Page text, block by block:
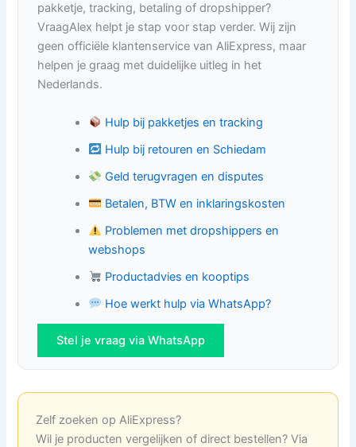
pakketje, tracking, betaling of dropshipper?
VraagAlex helpt je stap voor stap verder. Wij zijn
geen officiële klantenservice van AliExpress, maar
helpen je graag met duidelijke uitleg in het
Nederlands.
Hulp bij pakketjes en tracking
Hulp bij retouren en Schiedam
Geld terugvragen en disputes
Betalen, BTW en inklaringskosten
Problemen met dropshippers en
webshops
Productadvies en kooptips
Hoe werkt hulp via WhatsApp?
Stel je vraag via WhatsApp
Zelf zoeken op AliExpress?
Wil je producten vergelijken of direct bestellen? Via